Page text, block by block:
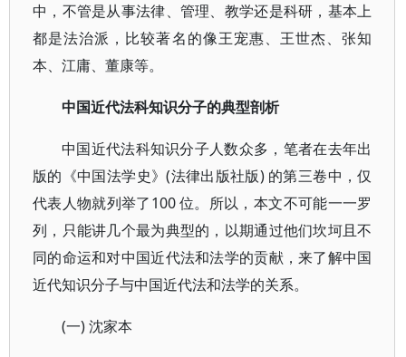
中，不管是从事法律、管理、教学还是科研，基本上
都是法治派，比较著名的像王宠惠、王世杰、张知
本、江庸、董康等。
中国近代法科知识分子的典型剖析
中国近代法科知识分子人数众多，笔者在去年出
版的《中国法学史》(法律出版社版) 的第三卷中，仅
代表人物就列举了100 位。所以，本文不可能一一罗
列，只能讲几个最为典型的，以期通过他们坎坷且不
同的命运和对中国近代法和法学的贡献，来了解中国
近代知识分子与中国近代法和法学的关系。
(一) 沈家本